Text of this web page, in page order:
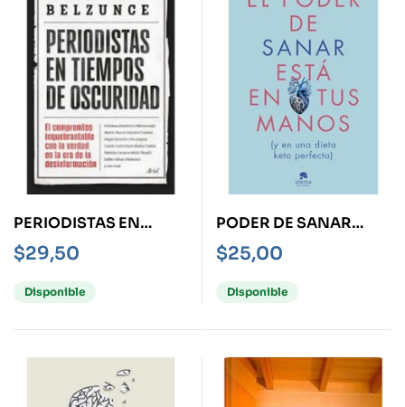
PERIODISTAS EN
TIEMPOS DE
OSCURIDAD
$29,50
Disponible
PODER DE SANAR
ESTÁ EN TUS MANOS,
EL
$25,00
Disponible